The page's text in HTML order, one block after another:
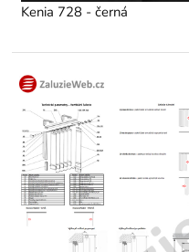
Kenia 728 - černá